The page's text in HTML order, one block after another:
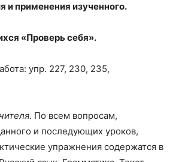
и применения изученного.
«Проверь себя».
упр. 227, 230, 235,
. По всем вопросам,
и последующих уроков,
упражнения содержатся в